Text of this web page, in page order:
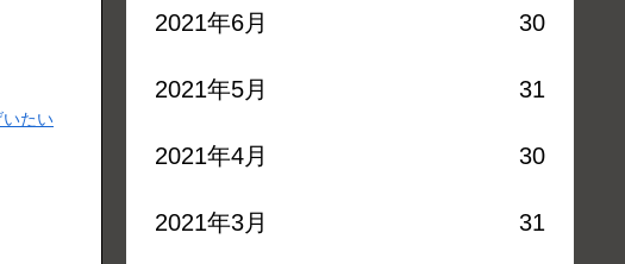
いたい
2021年6月 30
2021年5月 31
2021年4月 30
2021年3月 31